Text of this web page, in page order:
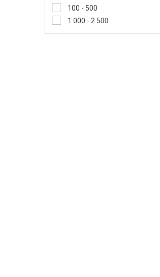
100 - 500
1 000 - 2 500